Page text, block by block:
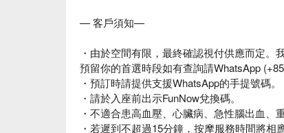
— 客戶須知—
・由於空間有限，最終確認視付供應而定
預留你的首選時段如有查詢請WhatsApp
・預訂時請提供支援WhatsApp的手提號碼。
・請於入座前出示FunNow兌換碼。
・不適合患高血壓、心臟病、急性腦出血、
・若遲到不超過15分鐘，按摩服務時間將